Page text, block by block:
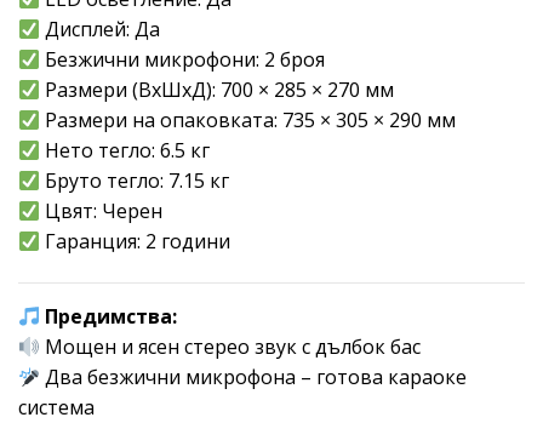
Дисплей: Да
Безжични микрофони: 2 броя
Размери (ВхШхД): 700 × 285 × 270 мм
Размери на опаковката: 735 × 305 × 290 мм
Нето тегло: 6.5 кг
Бруто тегло: 7.15 кг
Цвят: Черен
Гаранция: 2 години
Предимства:
Мощен и ясен стерео звук с дълбок бас
Два безжични микрофона – готова караоке
система